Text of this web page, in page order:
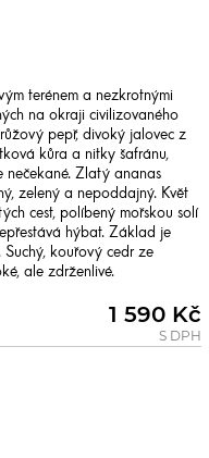
terénem a nezkrotnými
na okraji civilizovaného
pepř, divoký jalovec z
kůra a nitky šafránu,
nečekané. Zlatý ananas
zelený a nepoddajný. Květ
cest, políbený mořskou solí
hýbat. Základ je
kouřový cedr ze
ale zdrženlivé.
1 590 Kč
S DPH